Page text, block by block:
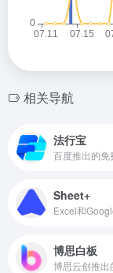
相关导航
法行宝
Sheet+
博思白板